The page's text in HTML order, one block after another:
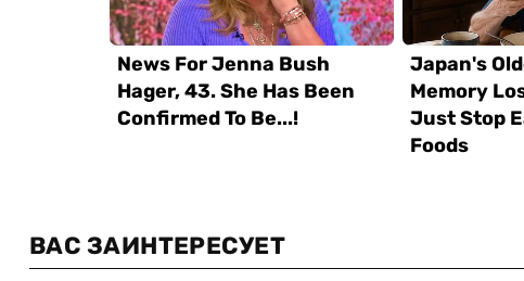
ВАС ЗАИНТЕРЕСУЕТ